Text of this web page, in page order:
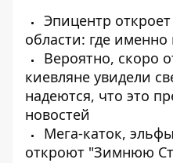
Эпицентр
области: где именно
Вероятно, скоро
киевляне увидели
надеются, что это
новостей
Мега-каток,
откроют "Зимнюю